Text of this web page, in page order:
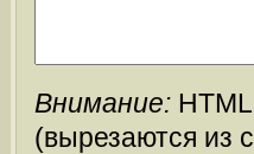
Внимание:
(вырезаются из